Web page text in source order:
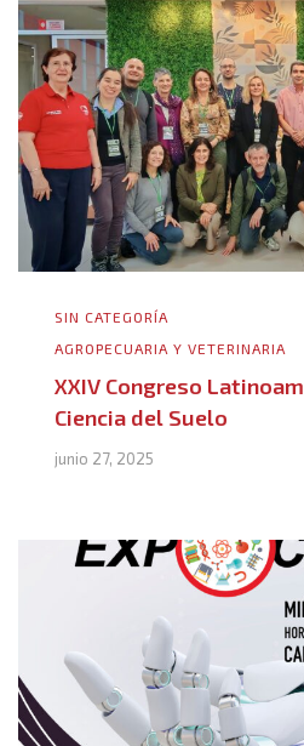
SIN CATEGORÍA
AGROPECUARIA Y VETERINARIA
XXIV Congreso
Ciencia del Suelo
junio 27, 2025